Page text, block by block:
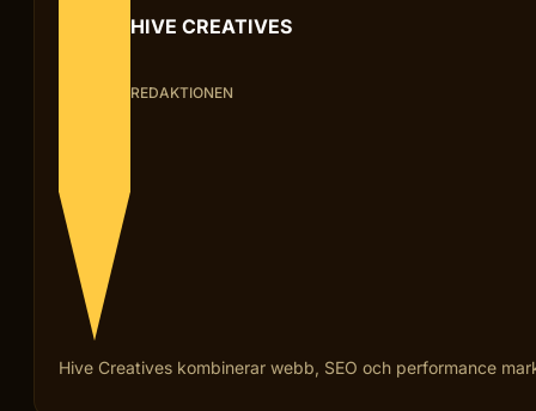
HIVE CREATIVES
REDAKTIONEN
Hive Creatives kombinerar webb, SEO och performance